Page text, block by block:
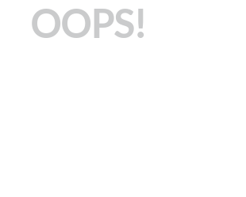
OOPS!